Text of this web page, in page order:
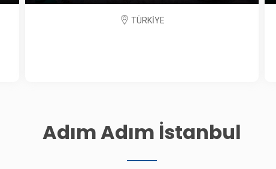
TÜRKİYE
Adım Adım İstanbul